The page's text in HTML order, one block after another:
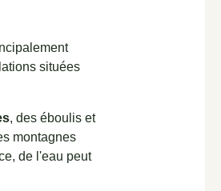
situées
, des éboulis et
montagnes
de l'eau peut